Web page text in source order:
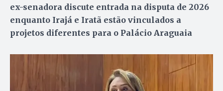
ex-senadora discute entrada na disputa de 2026
enquanto Irajá e Iratã estão vinculados a
projetos diferentes para o Palácio Araguaia